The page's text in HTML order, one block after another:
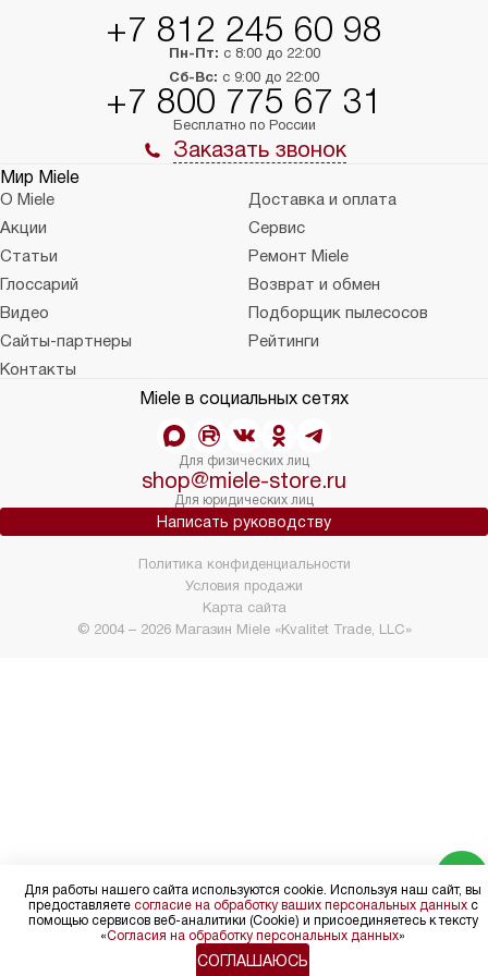
+7 812 245 60 98
Пн-Пт: с 8:00 до 22:00
Сб-Вс: с 9:00 до 22:00
+7 800 775 67 31
Бесплатно по России
Заказать звонок
Мир Miele
О Miele
Доставка и оплата
Акции
Сервис
Статьи
Ремонт Miele
Глоссарий
Возврат и обмен
Видео
Подборщик пылесосов
Сайты-партнеры
Рейтинги
Контакты
Miele в социальных сетях
Для физических лиц
shop@miele-store.ru
Для юридических лиц
Написать руководству
© 2004 – 2026 Магазин Miele «Kvalitet Trade, LLC»
Политика конфиденциальности
Условия продажи
Карта сайта
Для работы нашего сайта используются cookie. Используя наш сайт, вы
предоставляете согласие на обработку ваших персональных данныхс
помощью сервисов веб-аналитики (Cookie) и присоединяетесь к тексту
«Согласия на обработку персональных данных»
СОГЛАШАЮСЬ